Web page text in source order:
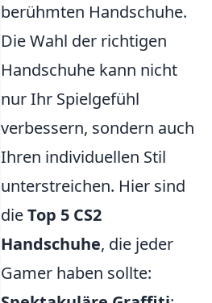
berühmten Handschuhe.
Die Wahl der richtigen
Handschuhe kann nicht
nur Ihr Spielgefühl
verbessern, sondern auch
Ihren individuellen Stil
unterstreichen. Hier sind
dieTop 5 CS2
Handschuhe, die jeder
Gamer haben sollte: